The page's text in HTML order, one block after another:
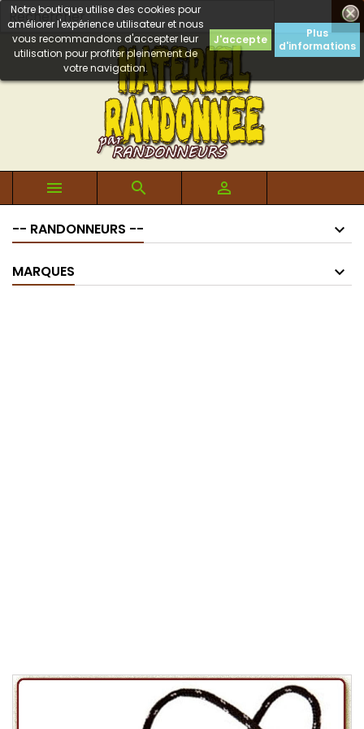

Notre boutique utilise des cookies pour
améliorer l'expérience utilisateur et nous
vous recommandons d'accepter leur
utilisation pour profiter pleinement de
votre navigation.
J'accepte
Plus
d'informations
  
-- RANDONNEURS --
MARQUES